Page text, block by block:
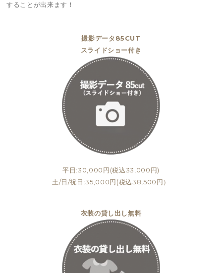
することが出来ます！
撮影データ85CUT
スライドショー付き
平日:30,000円(税込33,000円)
土/日/祝日:35,000円(税込38,500円）
衣装の貸し出し無料